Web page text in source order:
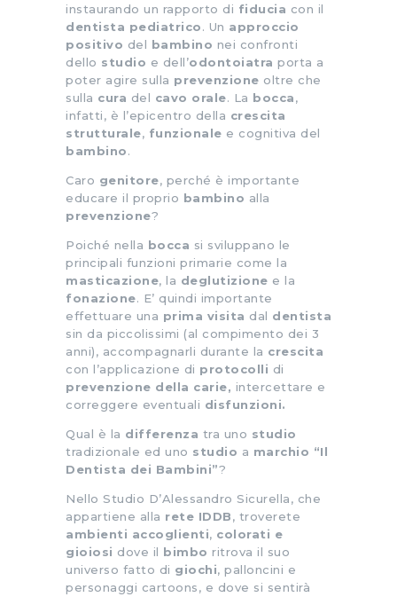
instaurando un rapporto di fiducia con il
dentista pediatrico. Un approccio
positivo del bambino nei confronti
dello studio e dell’odontoiatra porta a
poter agire sulla prevenzione oltre che
sulla cura del cavo orale. La bocca,
infatti, è l’epicentro della crescita
strutturale, funzionale e cognitiva del
bambino.
Caro genitore, perché è importante
educare il proprio bambino alla
prevenzione?
Poiché nella bocca si sviluppano le
principali funzioni primarie come la
masticazione, la deglutizione e la
fonazione. E’ quindi importante
effettuare una prima visita dal dentista
sin da piccolissimi (al compimento dei 3
anni), accompagnarli durante la crescita
con l’applicazione di protocolli di
prevenzione della carie, intercettare e
correggere eventuali disfunzioni.
Qual è la differenza tra uno studio
tradizionale ed uno studio a marchio “Il
Dentista dei Bambini”?
Nello Studio D’Alessandro Sicurella, che
appartiene alla rete IDDB, troverete
ambienti accoglienti, colorati e
gioiosi dove il bimbo ritrova il suo
universo fatto di giochi, palloncini e
personaggi cartoons, e dove si sentirà